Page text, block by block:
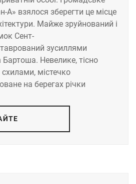
А» взялося зберегти це місце
Майже зруйнований і
Сент-
зусиллями
Невелике, тісно
містечко
на берегах річки